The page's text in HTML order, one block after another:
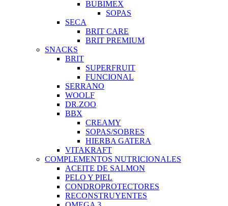
BUBIMEX
SOPAS
SECA
BRIT CARE
BRIT PREMIUM
SNACKS
BRIT
SUPERFRUIT
FUNCIONAL
SERRANO
WOOLF
DR.ZOO
BBX
CREAMY
SOPAS/SOBRES
HIERBA GATERA
VITAKRAFT
COMPLEMENTOS NUTRICIONALES
ACEITE DE SALMON
PELO Y PIEL
CONDROPROTECTORES
RECONSTRUYENTES